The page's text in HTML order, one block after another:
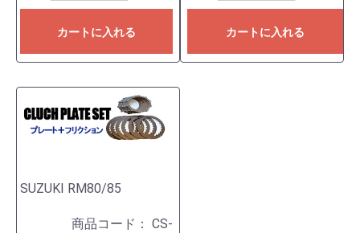
カートに入れる カートに入れる
SUZUKI RM80/85
商品コード： CS-